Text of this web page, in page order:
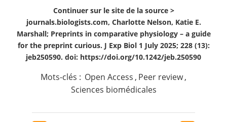
Continuer sur le site de la source >
journals.biologists.com, Charlotte Nelson, Katie E.
Marshall; Preprints in comparative physiology – a guide
for the preprint curious. J Exp Biol 1 July 2025; 228 (13):
jeb250590. doi: https://doi.org/10.1242/jeb.250590
Mots-clés : Open Access , Peer review,
Sciences biomédicales